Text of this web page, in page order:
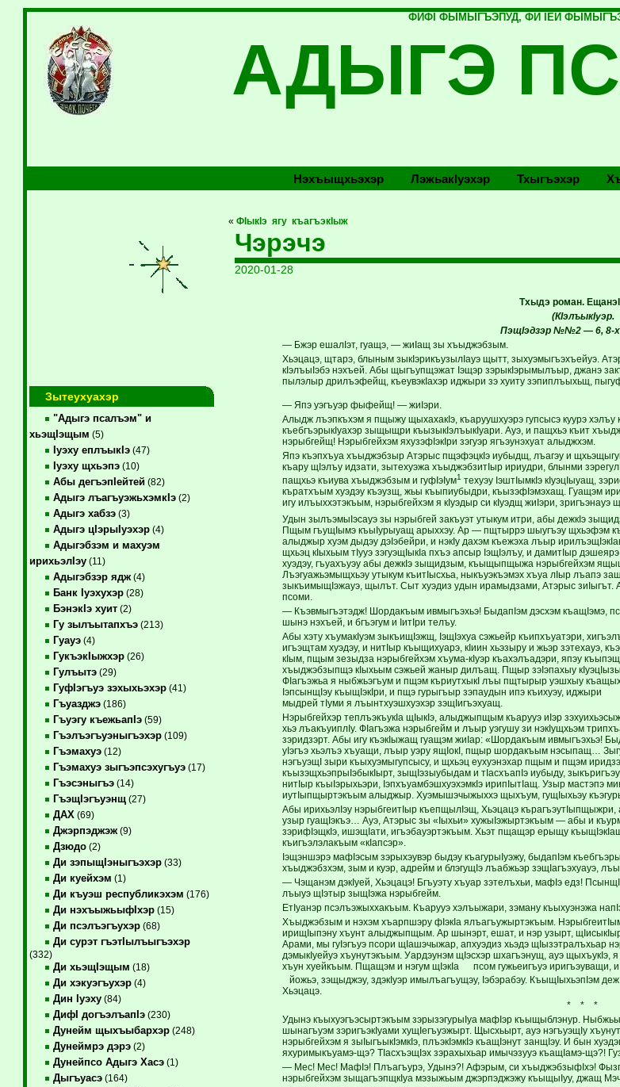
ФИФI ФЫМЫГЪЭПУД, ФИ IЕЙ
АДЫГЭ
Нэхъыщхьэхэр Лэжьакlуэхэр Тхыгъэхэр
Зытеухуахэр
"Адыгэ псалъэм" и
хьэщIэщым (5)
Iуэху еплъыкIэ(47)
Iуэху щхьэпэ(10)
Абы дегъэпIейтей(82)
Адыгэ лъагъуэжьхэмкIэ(2)
Адыгэ хабзэ(3)
Адыгэ цIэрыIуэхэр(4)
Адыгэбзэм и махуэм
ирихьэлIэу(11)
Адыгэбзэр ядж(4)
Банк Iуэхухэр(28)
БэнэкIэ хуит(2)
Гу зылъытапхъэ(213)
Гуауэ(4)
ГукъэкIыжхэр(26)
Гулъытэ(29)
ГуфIэгъуэ зэхыхьэхэр(41)
Гъуазджэ(186)
Гъуэгу къежьапIэ(59)
Гъэлъэгъуэныгъэхэр(109)
Гъэмахуэ(12)
Гъэмахуэ зыгъэпсэхугъуэ(17)
Гъэсэныгъэ(14)
ГъэщIэгъуэнщ(27)
ДАХ (69)
Джэрпэджэж(9)
Дзюдо(2)
Ди зэпыщIэныгъэхэр(33)
Ди куейхэм (1)
Ди къуэш республикэхэм (176)
Ди нэхъыжьыфIхэр(15)
Ди псэлъэгъухэр(68)
Ди сурэт гъэтIылъыгъэхэр
(332)
Ди хьэщIэщым (18)
Ди хэкуэгъухэр(4)
Дин Iуэху(84)
ДифI догъэлъапIэ(230)
Дунейм щыхъыбархэр(248)
Дунеймрэ дэрэ(2)
Дунейпсо Адыгэ Хасэ(1)
Дыгъуасэ(164)
« ФIыкIэ ягу къагъэкIыж
Чэрэчэ
2020-01-28
Тхыдэ роман.
(КIэлъыкIуэр.
ПэщIэдзэр №№2 — 6, 8-
— Бжэр ешалIэт, гуащэ, — жиIащ зы хъыджэбзым.
Хьэцацэ, щтарэ, блыным зыкIэрикъузылIауэ щытт, зыхуэмыгъэхъейуэ.
кIэлъыIэбэ нэхъей. Абы щыгъупщэжат Iэщэр зэрыкIэрымылъыр, джанэ
пылэлыр дрилъэфейщ, къеувэкIахэр иджыри зэ хуиту зэпиплъыхьщ,
— Япэ уэгъуэр фыфейщ! — жиIэри.
Алыдж лъэпкъхэм я пщыжу щыхахакIэ, къаруушхуэрэ гупсысэ куурэ
къебгъэрыкIуахэр зыщыщри къызыкIэлъыкIуари. Ауэ, и пащхьэ къит
нэрыбгейщ! Нэрыбгейхэм яхузэфIэкIри зэгуэр ягъэунэхуат алыджхэм.
Япэ къэпхъуа хъыджэбзыр Атэрыс пщэфэцкIэ иубыдщ, лъагэу и
къару щIэлъу идзати, зытехуэжа хъыджэбзитIыр ириудри, блынми
пащхьэ къиува хъыджэбзым и гуфIэIум1 техуэу IэштIымкIэ кIуэцIыуащ,
къратхъым хуэдэу къэузщ, жьы къыпиубыдри, къызэфIэмэхащ. Гуащэм
игу илъыххэтэкъым, нэрыбгейхэм я кIуэдыр си кIуэдщ жиIэри, зригъэнауэ
Удын зылъэмыIэсауэ зы нэрыбгей закъуэт утыкум итри, абы дежкIэ
Пщым гъущIымэ къыIурыуащ арыххэу. Ар — пщтыррэ шыугъэу щхьэфэм
алыджыр хуэм дыдэу дэIэбейри, и нэкIу дахэм къежэха лъыр
щхьэц кIыхьым тIууэ зэгуэщIыкIа пхъэ апсыр IэщIэлъу, и дамитIыр
хуэдэу, гъуахъуэу абы дежкIэ зыщидзым, къыщыпщыжа нэрыбгейхэм
Лъэгуажьэмыщхьэу утыкум къитIысхьа, ныкъуэкъэмэх хъуа лIыр лъапэ
зыкъимыщIэжауэ, щылът. Сыт хуэдиз удын ирамыдзами, Атэрыс зиIыгът.
псоми.
— Къэвмыгъэтэдж! Шордакъым ивмыгъэхьэ! БыдапIэм дэсхэм къащIэмэ,
шынэ нэхъей, и бгъэгум и IитIри телъу.
Абы хэту хъумакIуэм зыкъищIэжщ, IэщIэхуа сэжьейр къипхъуатэри,
игъэщтам хуэдэу, и нитIыр къыщихуарэ, кIиин хьэзыру и жьэр зэтехауэ,
кIым, пщым зезыдза нэрыбгейхэм хъума-кIуэр къахэлъадэри, япэу
хъыджэбзыпщэ кIыхьым сэжьей жаныр дилъащ. Пщыр зэIэпахыу
ФIагъэжьа я ныбжьэгъум и пщэм къриутхыкI лъы пщтырыр уэшхыу
IэпсынщIэу къыщIэкIри, и пщэ гурыгъыр зэпаудын ипэ къихуэу, иджыри
мыдрей тIуми я лъынтхуэшхуэхэр зэщIигъэхуащ.
Нэрыбгейхэр теплъэкъукIа щIыкIэ, алыджыпщым къарууэ иIэр
хьэ лъакъуиплIу. ФIагъэжа нэрыбгейм и лъыр уэгушу зи нэкIущхьэм
зэридзэрт. Абы игу къэкIыжащ гуащэм жиIар: «Шордакъым ивмыгъэхьэ!
уIэгъэ хьэлъэ хъуащи, лъыр уэру ящIокI, пщыр шордакъым нэсыпащ…
нэгъуэщI зыри къыхуэмыгупсысу, и щхьэц еухуэнэхар пщым и пщэм
къызэщхьэпрыIэбыкIырт, зыщIэзыубыдам и тIасхъапIэ иубыду,
нитIыр къыIэрыхьэри, IэпхъуамбэшхуэхэмкIэ ирипIытIащ. Узыр мастэпэ
иутIыпщыртэкъым алыджыр. Хуэмышэчыжыххэ щыхъум, гущIыхьэу
Абы ирихьэлIэу нэрыбгеитIыр къепщылIэщ, Хьэцацэ
узыр гуащIэкъэ… Ауэ, Атэрыс зы «Iыхьи» хужыIэжыртэкъым — абы и
зэрифIэщкIэ, ишэщIати, игъэбауэртэкъым. Хьэт пщащэр ерыщу
къигъэлэлакъым «кIапсэр».
Iэщэншэрэ мафIэсым зэрыхэувэр быдэу къагурыIуэжу, быдапIэм
хъыджэбзхэм, зым и куэр, адрейм и блэгущIэ лъабжьэр зэщIагъэхуауэ,
— Чэщанэм дэкIуей, Хьэцацэ! Бгъуэту хъуар зэтелъхьи, мафIэ едз!
лъыуэ щIэтыр зыщIэжа нэрыбгейм.
ЕтIуанэр псэлъэжыххакъым. Къарууэ хэлъыжари, зэману къыхуэнэжа
Хъыджэбзым и нэхэм хъарпшэру фIэкIа ялъагъужыртэкъым.
ирищIыпэну хъунт алыджыпщым. Ар шынэрт, ешат, и нэр узырт,
Арами, мы гуIэгъуэ псори щIашэчыжар, апхуэдиз хьэдэ щIызэтралъхьар
дэмыкIуейуэ хъунутэкъым. Уардэунэм щIэсхэр шхагъэнущ, ауэ
хъун хуейкъым. Пщащэм и нэгум щIэкIа псом гужьеигъуэ иригъэуващи, и
йожьэ, зэщыджэу, здэкIуэр имылъагъущэу, Iэбэрабэу. КъыщIыхьэпIэм
Хьэцацэ.
* * *
Удынэ къыхуэгъэсыртэкъым зэрызэгурыIуа мафIэр къыщыблэнур.
шынагъуэм зэригъэкIуами хущIегъуэжырт. Щысхьырт, ауэ нэгъуэщIу
нэрыбгейхэм я зыIыгъыкIэмкIэ, плъэкIэмкIэ къащIэнут занщIэу. И бын
яхуримыкъуамэ-щэ? ТIасхъэщIэх зэрахыхьар имычэзууэ къащIамэ-щэ?!
— Мес! Мес! МафIэ! Плъагъурэ, Удынэ?! Афэрым, си хъыджэбзыфIхэ!
нэрыбгейхэм зыщагъэпщкIуа мэзыжьым джэрпэджэжу къыщыIуу, джащ